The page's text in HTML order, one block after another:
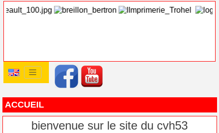
ACCUEIL
bienvenue sur le site du cvh53